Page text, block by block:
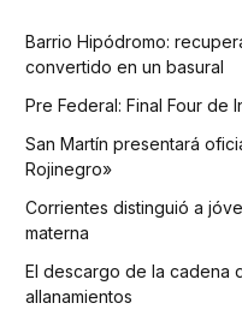
Barrio Hipódromo:
convertido en un basural
Pre Federal: Final Four de
San Martín presentará
Rojinegro»
Corrientes distinguió a
materna
El descargo de la cadena
allanamientos